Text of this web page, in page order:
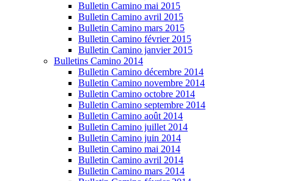
Bulletin Camino mai 2015
Bulletin Camino avril 2015
Bulletin Camino mars 2015
Bulletin Camino février 2015
Bulletin Camino janvier 2015
Bulletins Camino 2014
Bulletin Camino décembre 2014
Bulletin Camino novembre 2014
Bulletin Camino octobre 2014
Bulletin Camino septembre 2014
Bulletin Camino août 2014
Bulletin Camino juillet 2014
Bulletin Camino juin 2014
Bulletin Camino mai 2014
Bulletin Camino avril 2014
Bulletin Camino mars 2014